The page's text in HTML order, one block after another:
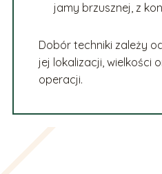
jamy brzusznej, z
Dobór techniki zależy
jej lokalizacji, wielkości
operacji.